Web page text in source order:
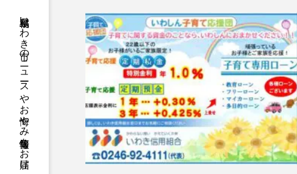
福島県いわき市のニュースやお悔やみ情報等をお届け